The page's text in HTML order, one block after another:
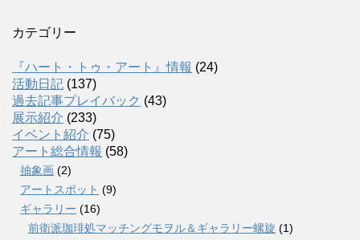
カテゴリー
『ハート・トゥ・アート』情報 (24)
活動日記 (137)
過去記事プレイバック (43)
展示紹介 (233)
イベント紹介 (75)
アート総合情報 (58)
抽象画 (2)
アートスポット (9)
ギャラリー (16)
前衛派珈琲処マッチングモヲル＆ギャラリー螺旋 (1)